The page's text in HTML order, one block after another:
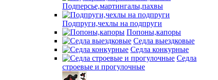
Подперсье,мартингалы,пахвы
Подпруги,чехлы на подпруги
Попоны,капоры
Седла выездковые
Седла конкурные
Седла
строевые и прогулочные